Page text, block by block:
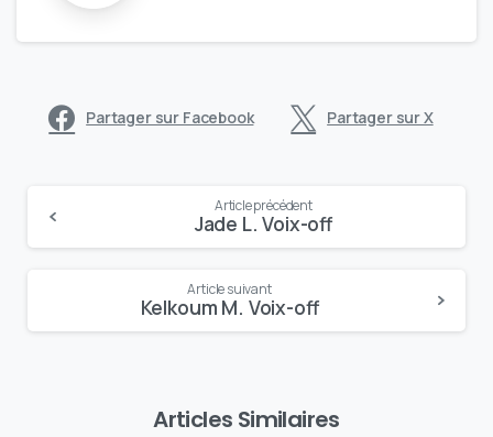
Partager sur Facebook Partager sur X
Reading
Article précédent
Jade L. Voix-off
Article suivant
Kelkoum M. Voix-off
Articles Similaires